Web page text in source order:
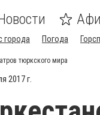
города Погода
тюркского мира
2017 г.